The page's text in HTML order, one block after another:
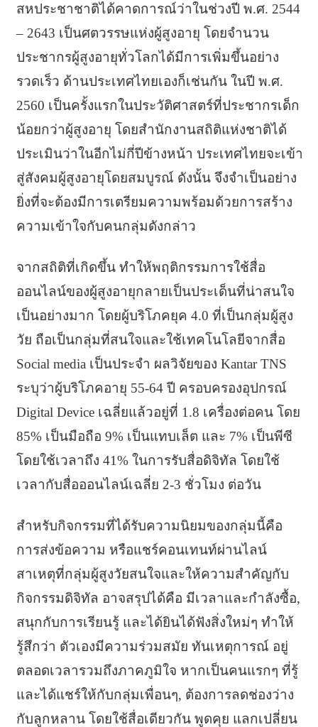
สหประชาชาติได้คาดการณ์ว่าในช่วงปี พ.ศ. 2544
– 2643 เป็นศตวรรษแห่งผู้สูงอายุ โดยจำนวน
ประชากรผู้สูงอายุทั่วโลกได้มีการเพิ่มขึ้นอย่าง
รวดเร็ว ด้านประเทศไทยเองก็เช่นกัน ในปี พ.ศ.
2560 เป็นครั้งแรกในประวัติศาสตร์ที่ประชากรเด็ก
น้อยกว่าผู้สูงอายุ โดยสำนักงานสถิติแห่งชาติได้
ประเมินว่าในอีกไม่กี่ปีข้างหน้า ประเทศไทยจะเข้า
สู่สังคมผู้สูงอายุโดยสมบูรณ์ ดังนั้น จึงจำเป็นอย่าง
ยิ่งที่จะต้องมีการเตรียมความพร้อมด้วยการสร้าง
ความเข้าใจกับคนกลุ่มดังกล่าว
จากสถิติที่เกิดขึ้น ทำให้พฤติกรรมการใช้สื่อ
ออนไลน์ของผู้สูงอายุกลายเป็นประเด็นที่น่าสนใจ
เป็นอย่างมาก โดยผู้บริโภคยุค 4.0 ที่เป็นกลุ่มผู้สูง
วัย ถือเป็นกลุ่มที่สนใจและใช้เทคโนโลยีจากสื่อ
Social media เป็นประจำ ผลวิจัยของ Kantar TNS
ระบุว่าผู้บริโภคอายุ 55-64 ปี ครอบครองอุปกรณ์
Digital Device เฉลี่ยแล้วอยู่ที่ 1.8 เครื่องต่อคน โดย
85% เป็นมือถือ 9% เป็นแทบเล็ต และ 7% เป็นพีซี
โดยใช้เวลาถึง 41% ในการรับสื่อดิจิทัล โดยใช้
เวลากับสื่อออนไลน์เฉลี่ย 2-3 ชั่วโมง ต่อวัน
สำหรับกิจกรรมที่ได้รับความนิยมของกลุ่มนี้คือ
การส่งข้อความ หรือแชร์คอนเทนท์ผ่านไลน์
สาเหตุที่กลุ่มผู้สูงวัยสนใจและให้ความสำคัญกับ
กิจกรรมดิจิทัล อาจสรุปได้คือ มีเวลาและกำลังซื้อ,
สนุกกับการเรียนรู้ และได้ยินได้ฟังสิ่งใหม่ๆ ทำให้
รู้สึกว่า ตัวเองมีความร่วมสมัย ทันเหตุการณ์ อยู่
ตลอดเวลารวมถึงภาคภูมิใจ หากเป็นคนแรกๆ ที่รู้
และได้แชร์ให้กับกลุ่มเพื่อนๆ, ต้องการลดช่องว่าง
กับลูกหลาน โดยใช้สื่อเดียวกัน พูดคุย แลกเปลี่ยน